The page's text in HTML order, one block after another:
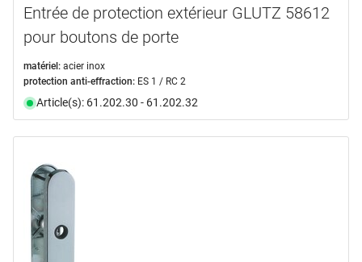
Entrée de protection extérieur GLUTZ 58612
pour boutons de porte
matériel: acier inox
protection anti-effraction: ES 1 / RC 2
Article(s): 61.202.30 - 61.202.32